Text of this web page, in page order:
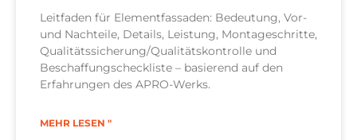
Leitfaden für Elementfassaden: Bedeutung, Vor-
und Nachteile, Details, Leistung, Montageschritte,
Qualitätssicherung/Qualitätskontrolle und
Beschaffungscheckliste – basierend auf den
Erfahrungen des APRO-Werks.
MEHR LESEN "